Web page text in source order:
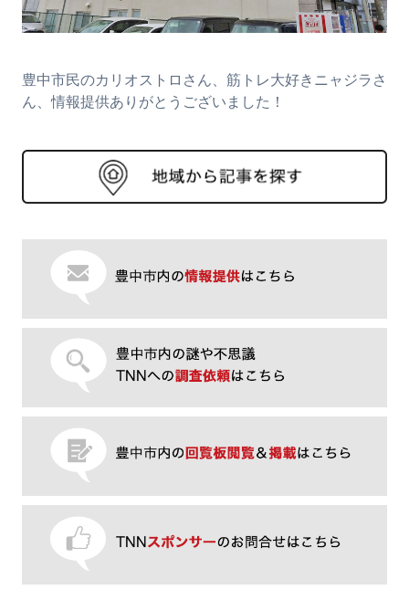
豊中市民のカリオストロさん、筋トレ大好きニャジラさ
ん、情報提供ありがとうございました！